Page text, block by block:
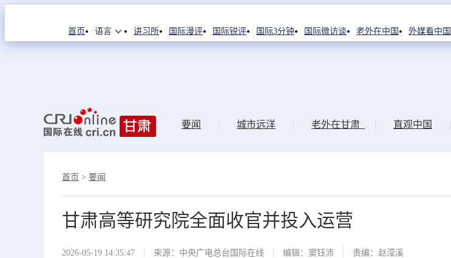
首页 语言 讲习所 国际漫评 国际锐评 国际3分钟 国际微访谈 老外在中国 外媒看中国
要闻 | 城市远洋 | 老外在甘肃 | 直观中国 |
首页 > 要闻
甘肃高等研究院全面收官并投入运营
2026-05-19 14:35:47 来源：中央广电总台国际在线 编辑：窦钰沛 责编：赵滢溪